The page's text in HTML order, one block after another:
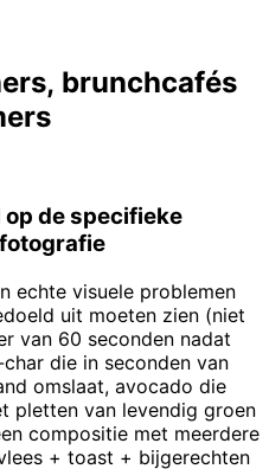
brunchcafés
de specifieke
echte visuele problemen
uit moeten zien (niet
van 60 seconden nadat
die in seconden van
omslaat, avocado die
pletten van levendig groen
compositie met meerdere
+ toast + bijgerechten